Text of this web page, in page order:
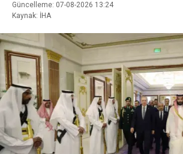
Güncelleme: 07-08-2026 13:24
Kaynak: İHA